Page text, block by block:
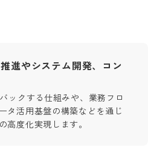
進やシステム開発、コン
ックする仕組みや、業務フロ
タ活用基盤の構築などを通じ
高度化実現します。